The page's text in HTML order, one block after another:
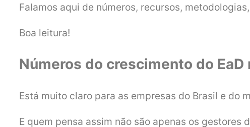
Falamos aqui de números, recursos,
Boa leitura!
Números do crescimento do EaD
Está muito claro para as empresas do Brasil e do
E quem pensa assim não são apenas os gestores